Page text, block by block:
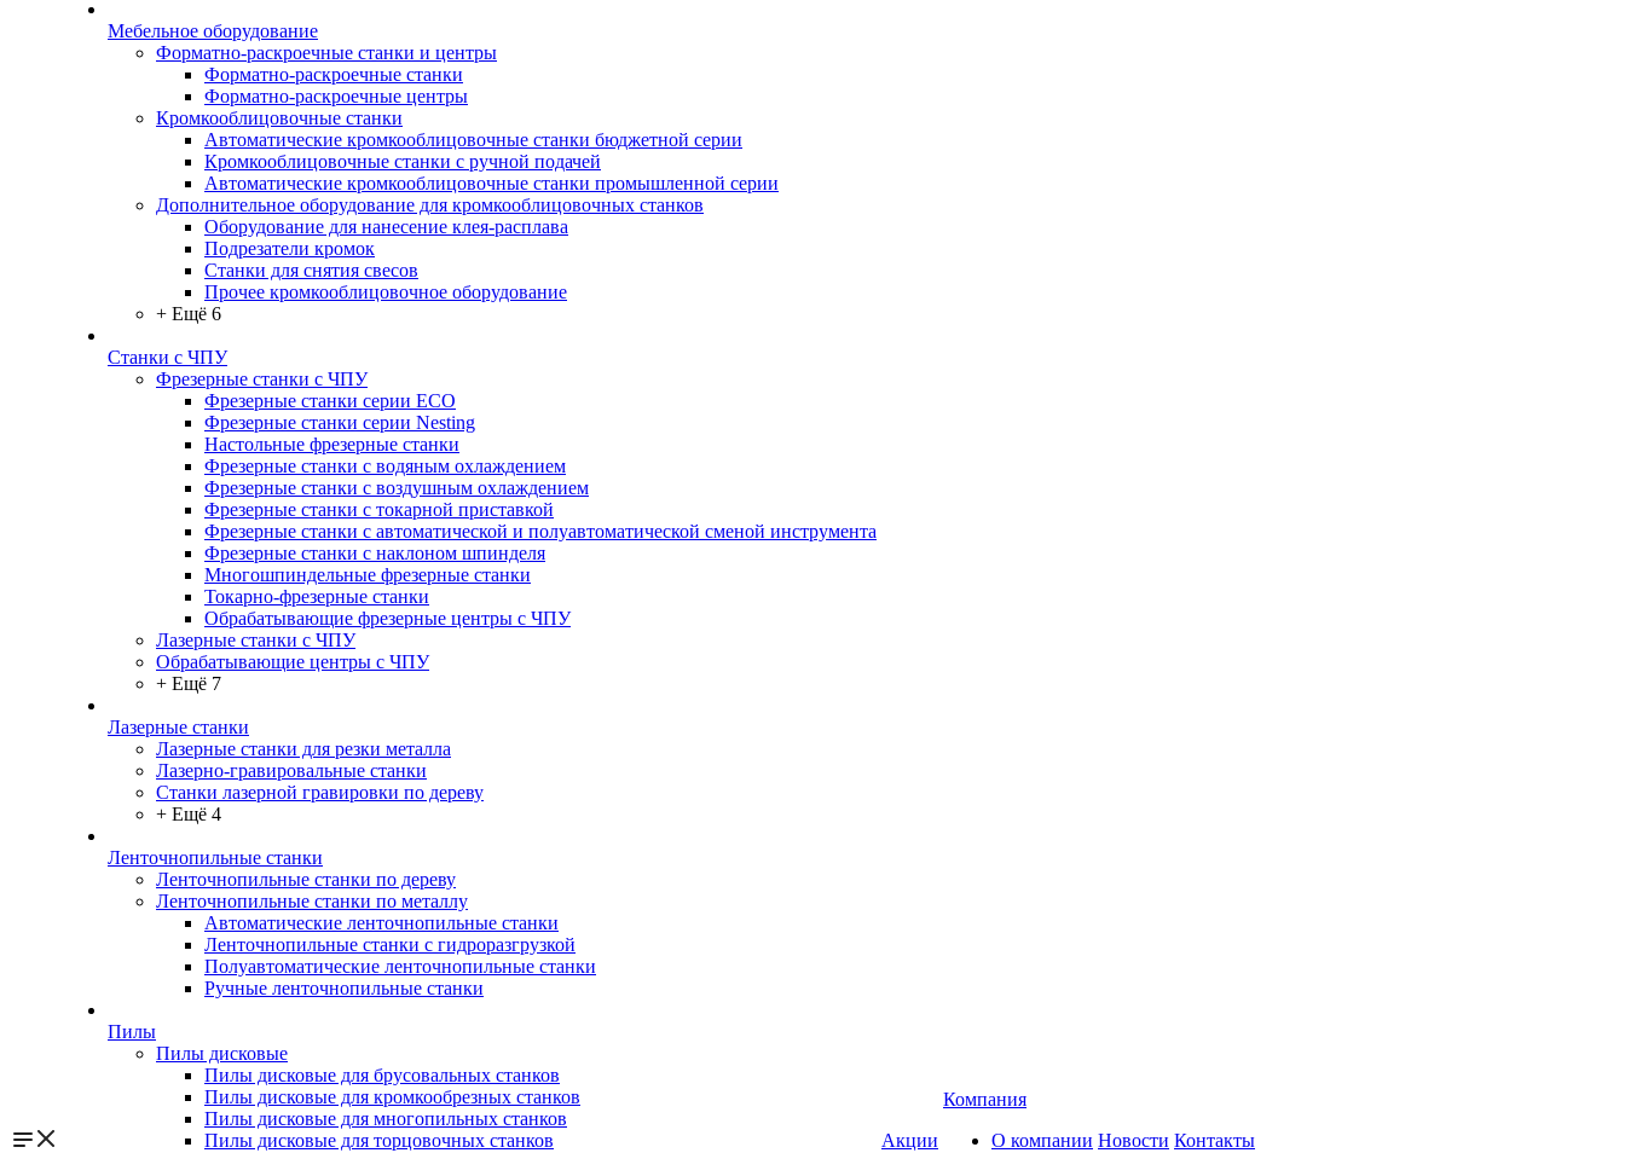
Мебельное оборудование
Форматно-раскроечные станки и центры
Форматно-раскроечные станки
Форматно-раскроечные центры
Кромкооблицовочные станки
Автоматические кромкооблицовочные станки бюджетной серии
Кромкооблицовочные станки с ручной подачей
Автоматические кромкооблицовочные станки промышленной серии
Дополнительное оборудование для кромкооблицовочных станков
Оборудование для нанесение клея-расплава
Подрезатели кромок
Станки для снятия свесов
Прочее кромкооблицовочное оборудование
+ Ещё 6
Станки с ЧПУ
Фрезерные станки с ЧПУ
Фрезерные станки серии ECO
Фрезерные станки серии Nesting
Настольные фрезерные станки
Фрезерные станки с водяным охлаждением
Фрезерные станки с воздушным охлаждением
Фрезерные станки с токарной приставкой
Фрезерные станки с автоматической и полуавтоматической сменой инструмента
Фрезерные станки с наклоном шпинделя
Многошпиндельные фрезерные станки
Токарно-фрезерные станки
Обрабатывающие фрезерные центры с ЧПУ
Лазерные станки с ЧПУ
Обрабатывающие центры с ЧПУ
+ Ещё 7
Лазерные станки
Лазерные станки для резки металла
Лазерно-гравировальные станки
Станки лазерной гравировки по дереву
+ Ещё 4
Ленточнопильные станки
Ленточнопильные станки по дереву
Ленточнопильные станки по металлу
Автоматические ленточнопильные станки
Ленточнопильные станки с гидроразгрузкой
Полуавтоматические ленточнопильные станки
Ручные ленточнопильные станки
Пилы
Пилы дисковые
Пилы дисковые для брусовальных станков
Пилы дисковые для кромкообрезных станков
Пилы дисковые для многопильных станков
Пилы дисковые для торцовочных станков
Акции
Компания
О компании Новости Контакты